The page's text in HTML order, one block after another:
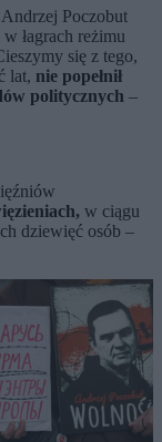
Poczobut
łagrach reżimu
się z tego,
lat, nie popełnił
politycznych –
w ciągu
dziewięć osób –